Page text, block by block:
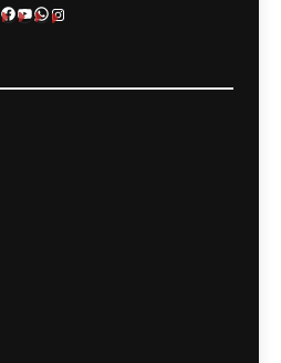
Facebook
YouTube
WhatsApp
Instagram